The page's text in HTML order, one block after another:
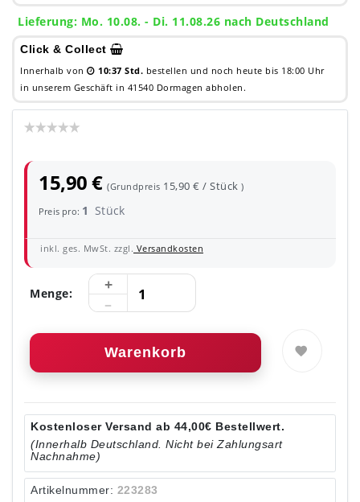
Lieferung: Mo. 10.08. - Di. 11.08.26 nach Deutschland
Click & Collect
Innerhalb von 10:37 Std. bestellen und noch heute bis 18:00 Uhr
in unserem Geschäft in 41540 Dormagen abholen.
15,90 €(Grundpreis 15,90 € / Stück)
Preis pro: 1 Stück
inkl. ges. MwSt. zzgl. Versandkosten
Menge:
Warenkorb
Kostenloser Versand ab 44,00€ Bestellwert.
(Innerhalb Deutschland. Nicht bei Zahlungsart
Nachnahme)
Artikelnummer: 223283